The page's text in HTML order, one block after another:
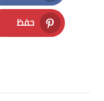
Facebook
حفظ
Pinterest